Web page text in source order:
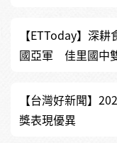
【ETToday】深
國亞軍 佳里國中
【台灣好新聞】
獎表現優異